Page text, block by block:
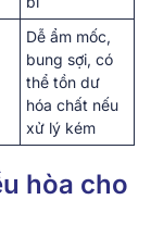
Dễ ẩm mốc,
bung sợi, có
thể tồn dư
hóa chất nếu
xử lý kém
hòa cho